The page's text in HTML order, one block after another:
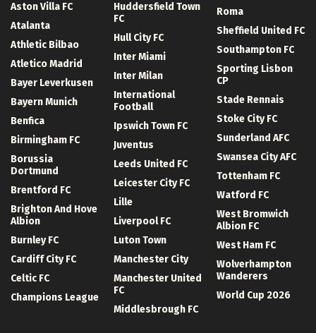
Aston Villa FC
Atalanta
Athletic Bilbao
Atletico Madrid
Bayer Leverkusen
Bayern Munich
Benfica
Birmingham FC
Borussia
Dortmund
Brentford FC
Brighton And Hove
Albion
Burnley FC
Cardiff City FC
Celtic FC
Champions League
Huddersfield Town
FC
Hull City FC
Inter Miami
Inter Milan
International
Football
Ipswich Town FC
Juventus
Leeds United FC
Leicester City FC
Lille
Liverpool FC
Luton Town
Manchester City
Manchester United
FC
Middlesbrough FC
Roma
Sheffield United FC
Southampton FC
Sporting Lisbon
CP
Stade Rennais
Stoke City FC
Sunderland AFC
Swansea City AFC
Tottenham FC
Watford FC
West Bromwich
Albion FC
West Ham FC
Wolverhampton
Wanderers
World Cup 2026